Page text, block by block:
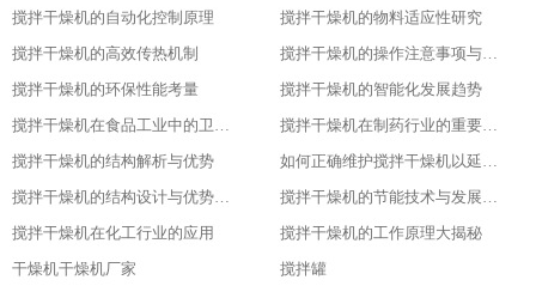
搅拌干燥机的自动化控制原理
搅拌干燥机的物料适应性研究
搅拌干燥机的高效传热机制
搅拌干燥机的操作注意事项与安全保障
搅拌干燥机的环保性能考量
搅拌干燥机的智能化发展趋势
搅拌干燥机在食品工业中的卫生设计
搅拌干燥机在制药行业的重要应用
搅拌干燥机的结构解析与优势
如何正确维护搅拌干燥机以延长其使用寿命
搅拌干燥机的结构设计与优势分析
搅拌干燥机的节能技术与发展趋势
搅拌干燥机在化工行业的应用
搅拌干燥机的工作原理大揭秘
干燥机干燥机厂家
搅拌罐